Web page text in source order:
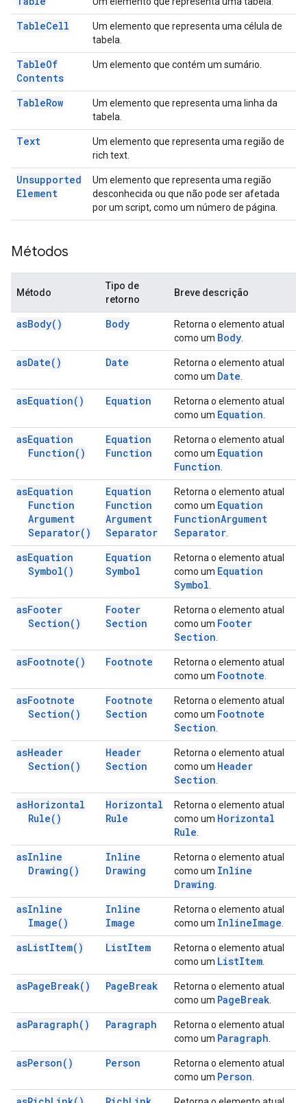
TableCell
Um elemento que representa uma célula de
tabela.
TableOf
Contents
Um elemento que contém um sumário.
TableRow
Um elemento que representa uma linha da
tabela.
Text
Um elemento que representa uma região de
rich text.
Unsupported
Element
Um elemento que representa uma região
desconhecida ou que não pode ser afetada
por um script, como um número de página.
Métodos
Método
Tipo de
retorno
Breve descrição
asBody( ) Body
Retorna o elemento atual
como um Body
asDate( ) Date
Retorna o elemento atual
como um Date
asEquation( ) Equation
Retorna o elemento atual
como um Equation
asEquation
Function( )
Equation
Function
Retorna o elemento atual
como um Equation
Function
asEquation
Function
Argument
Separator( )
Equation
Function
Argument
Separator
Retorna o elemento atual
como um Equation
FunctionArgument
Separator
asEquation
Symbol( )
Equation
Symbol
Retorna o elemento atual
como um Equation
Symbol
asFooter
Section( )
Footer
Section
Retorna o elemento atual
como um Footer
Section
asFootnote( ) Footnote
Retorna o elemento atual
como um Footnote
asFootnote
Section( )
Footnote
Section
Retorna o elemento atual
como um Footnote
Section
asHeader
Section( )
Header
Section
Retorna o elemento atual
como um Header
Section
asHorizontal
Rule( )
Horizontal
Rule
Retorna o elemento atual
como um Horizontal
Rule
asInline
Drawing( )
Inline
Drawing
Retorna o elemento atual
como um Inline
Drawing
asInline
Image( )
Inline
Image
Retorna o elemento atual
como um InlineImage
asListItem( ) ListItem
Retorna o elemento atual
como um ListItem
asPageBreak( ) PageBreak
Retorna o elemento atual
como um PageBreak
asParagraph( ) Paragraph
Retorna o elemento atual
como um Paragraph
asPerson( ) Person
Retorna o elemento atual
como um Person